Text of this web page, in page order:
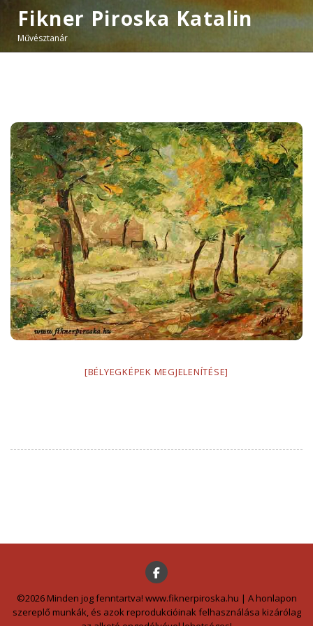
Fikner Piroska Katalin
Művésztanár
[BÉLYEGKÉPEK MEGJELENÍTÉSE]
©2026 Minden jog fenntartva! www.fiknerpiroska.hu | A honlapon
szereplő munkák, és azok reprodukcióinak felhasználása kizárólag